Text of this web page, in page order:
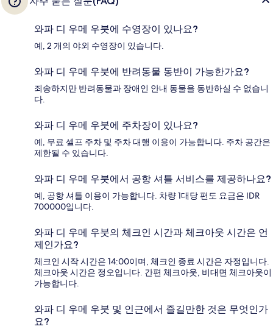
와파 디 우메 우붓에 수영장이 있나요?
예, 2 개의 야외 수영장이 있습니다.
와파 디 우메 우붓에 반려동물 동반이 가능한가요?
죄송하지만 반려동물과 장애인 안내 동물을 동반하실 수 없습니
다.
와파 디 우메 우붓에 주차장이 있나요?
예, 무료 셀프 주차 및 주차 대행 이용이 가능합니다. 주차 공간은
제한될 수 있습니다.
와파 디 우메 우붓에서 공항 셔틀 서비스를 제공하나요?
예, 공항 셔틀 이용이 가능합니다. 차량 1대당 편도 요금은 IDR
700000입니다.
와파 디 우메 우붓의 체크인 시간과 체크아웃 시간은 언
제인가요?
체크인 시작 시간은 14:00이며, 체크인 종료 시간은 자정입니다.
체크아웃 시간은 정오입니다. 간편 체크아웃, 비대면 체크아웃이
가능합니다.
와파 디 우메 우붓 및 인근에서 즐길만한 것은 무엇인가
요?